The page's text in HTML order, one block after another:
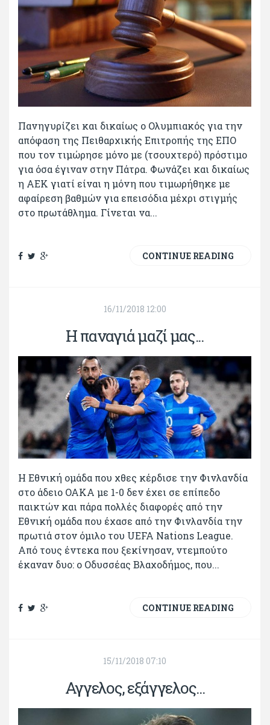
Πανηγυρίζει και δικαίως ο Ολυμπιακός για την
απόφαση της Πειθαρχικής Επιτροπής της ΕΠΟ
που τον τιμώρησε μόνο με (τσουχτερό) πρόστιμο
για όσα έγιναν στην Πάτρα. Φωνάζει και δικαίως
η ΑΕΚ γιατί είναι η μόνη που τιμωρήθηκε με
αφαίρεση βαθμών για επεισόδια μέχρι στιγμής
στο πρωτάθλημα. Γίνεται να...
CONTINUE READING
16/11/2018 12:00
Η παναγιά μαζί μας...
Η Εθνική ομάδα που χθες κέρδισε την Φινλανδία
στο άδειο ΟΑΚΑ με 1-0 δεν έχει σε επίπεδο
παικτών και πάρα πολλές διαφορές από την
Εθνική ομάδα που έχασε από την Φινλανδία την
πρωτιά στον όμιλο του UEFA Nations League.
Από τους έντεκα που ξεκίνησαν, ντεμπούτο
έκαναν δυο: ο Οδυσσέας Βλαχοδήμος, που...
CONTINUE READING
15/11/2018 07:10
Αγγελος, εξάγγελος...